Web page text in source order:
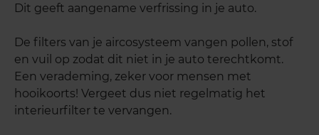
Dit geeft aangename verfrissing in je auto.
De filters van je aircosysteem vangen pollen, stof
en vuil op zodat dit niet in je auto terechtkomt.
Een verademing, zeker voor mensen met
hooikoorts! Vergeet dus niet regelmatig het
interieurfilter te vervangen.